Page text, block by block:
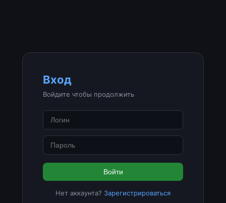
Вход
Войдите чтобы продолжить
Войти
Нет аккаунта? Зарегистрироваться